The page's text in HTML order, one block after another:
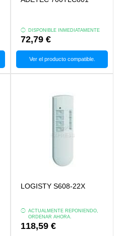
DISPONIBLE INMEDIATAMENTE
72,79 €
Ver el producto compatible.
LOGISTY S608-22X
ACTUALMENTE REPONIENDO,
ORDENAR AHORA.
118,59 €